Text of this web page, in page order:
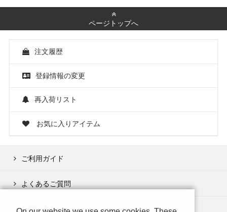
ページトップへ
注文履歴
登録情報の変更
再入荷リスト
お気に入りアイテム
ご利用ガイド
よくあるご質問
お問い合わせ